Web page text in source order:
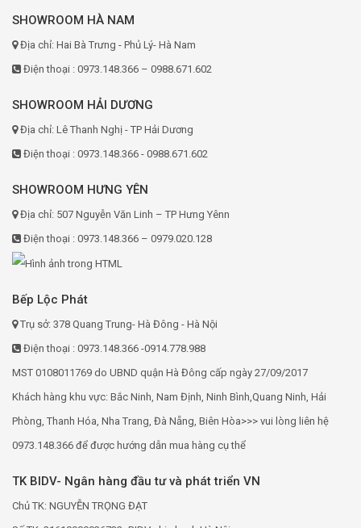
SHOWROOM HÀ NAM
Địa chỉ: Hai Bà Trưng - Phủ Lý- Hà Nam
Điện thoại : 0973.148.366 – 0988.671.602
SHOWROOM HẢI DƯƠNG
Địa chỉ: Lê Thanh Nghị - TP Hải Dương
Điện thoại : 0973.148.366 - 0988.671.602
SHOWROOM HƯNG YÊN
Địa chỉ: 507 Nguyễn Văn Linh – TP Hưng Yênn
Điện thoại : 0973.148.366 – 0979.020.128
Bếp Lộc Phát
Trụ sở: 378 Quang Trung- Hà Đông - Hà Nội
Điện thoại : 0973.148.366 -0914.778.988
MST 0108011769 do UBND quận Hà Đông cấp ngày 27/09/2017
Khách hàng khu vực: Bắc Ninh, Nam Định, Ninh Bình,Quang Ninh, Hải
Phòng, Thanh Hóa, Nha Trang, Đà Nẵng, Biên Hòa>>> vui lòng liên hệ
0973.148.366 để được hướng dẫn mua hàng cụ thể
TK BIDV- Ngân hàng đầu tư và phát triển VN
Chủ TK: NGUYỄN TRỌNG ĐẠT